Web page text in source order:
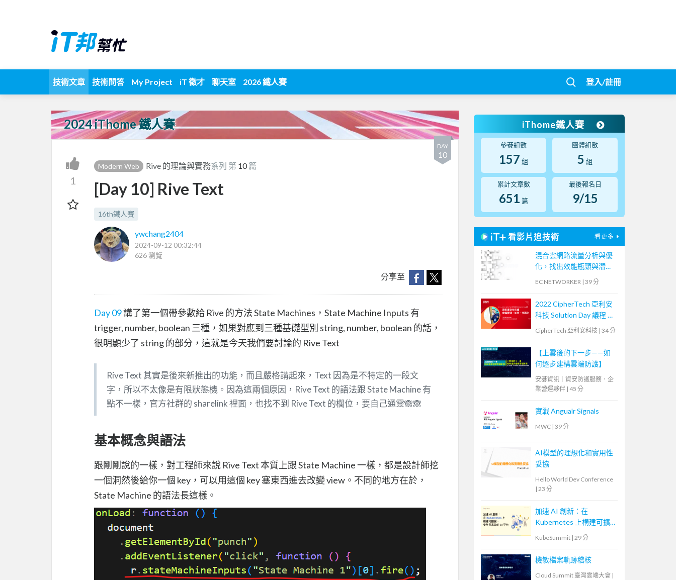
技術文章 技術問答 My Project iT 徵才 聊天室 2026 鐵人賽 登入/註冊
2024 iThome 鐵人賽
DAY
10
1
Modern Web Rive 的理論與實務系列 第 10篇
[Day 10] Rive Text
16th鐵人賽
ywchang2404
2024-09-12 00:32:44
626 瀏覽
分享至
Day 09講了第一個帶參數給 Rive 的方法 State Machines，State Machine Inputs 有
trigger, number, boolean 三種，如果對應到三種基礎型別 string, number, boolean 的話，
很明顯少了 string 的部分，這就是今天我們要討論的 Rive Text
Rive Text 其實是後來新推出的功能，而且嚴格講起來，Text 因為是不特定的一段文
字，所以不太像是有限狀態機。因為這兩個原因，Rive Text 的語法跟 State Machine 有
點不一樣，官方社群的 sharelink 裡面，也找不到 Rive Text 的欄位，要自己通靈🙈🙈
基本概念與語法
跟剛剛說的一樣，對工程師來說 Rive Text 本質上跟 State Machine 一樣，都是設計師挖
一個洞然後給你一個 key，可以用這個 key 塞東西進去改變 view。不同的地方在於，
State Machine 的語法長這樣。
iThome鐵人賽
參賽組數
157 組
團體組數
5 組
累計文章數
651 篇
最後報名日
9/15
看影片追技術 看更多
混合雲網路流量分析與優
化，找出效能瓶頸與潛在
EC NETWORKER | 39 分
2022 CipherTech 亞利安
科技 Solution Day 議程 —
資料庫安全防護，金鑰管
CipherTech 亞利安科技 | 34 分
【上雲後的下一步——如
何逐步建構雲端防護】
安碁資訊｜資安防護服務．企
業營運夥伴 | 45 分
實戰 Angualr Signals
MWC | 39 分
AI模型的理想化和實用性
妥協
Hello World Dev Conference
| 23 分
加速 AI 創新：在
Kubernetes 上構建可擴
展、安全且高效的 AI 平
KubeSummit | 29 分
機敏檔案軌跡稽核
Cloud Summit 臺灣雲端大會 |